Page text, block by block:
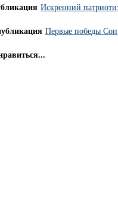
Искренний
Первые победы